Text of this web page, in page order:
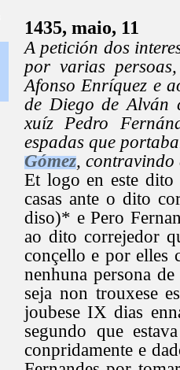
1435, maio, 11
A petición dos
por varias
Afonso Enríquez e
de Diego de Alván
xuíz Pedro
espadas que
Gómez, contravindo
Et logo en este dito
casas ante o dito
diso)* e Pero
ao dito correjedor
conçello e por elles
nenhuna persona
seja non trouxese
joubese IX dias
segundo que
conpridamente e